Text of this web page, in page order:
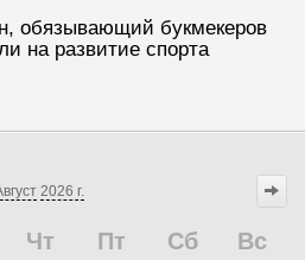
обязывающий букмекеров
на развитие спорта
2026 г.
Чт Пт Сб Вс